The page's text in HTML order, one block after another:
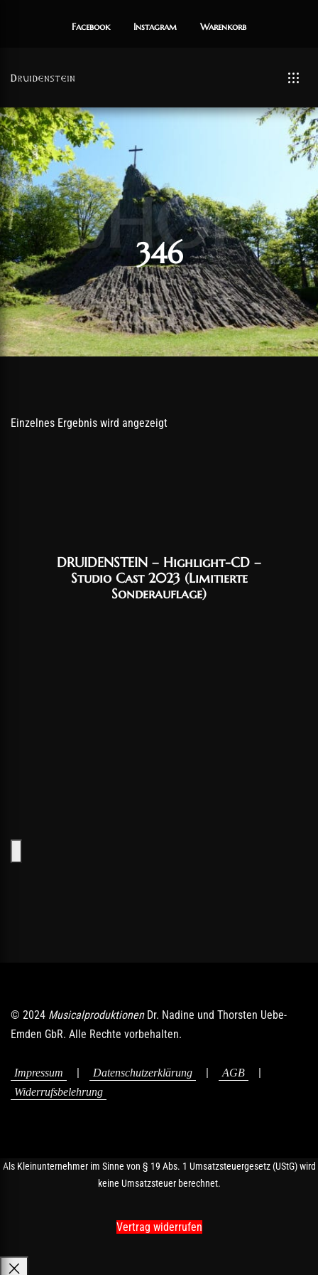
Facebook Instagram Warenkorb
SHOP
346
Einzelnes Ergebnis wird angezeigt
DRUIDENSTEIN – Highlight-CD –
Studio Cast 2023 (Limitierte
Sonderauflage)
© 2024 MusicalproduktionenDr. Nadine und Thorsten Uebe-
Emden GbR. Alle Rechte vorbehalten.
Impressum Datenschutzerklärung AGB
Widerrufsbelehrung
Als Kleinunternehmer im Sinne von § 19 Abs. 1 Umsatzsteuergesetz (UStG) wird
keine Umsatzsteuer berechnet.
Vertrag widerrufen